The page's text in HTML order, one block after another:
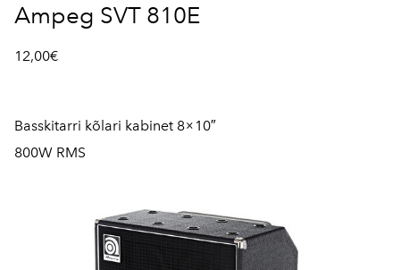
Ampeg SVT 810E
12,00€
Basskitarri kõlari kabinet 8×10″
800W RMS